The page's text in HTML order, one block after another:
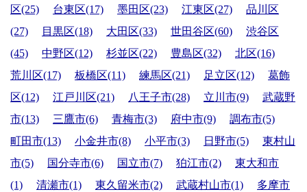
区(25)
台東区(17) 墨田区(23) 江東区(27)
品川区
(27)
目黒区(18) 大田区(33) 世田谷区(60)
渋谷区
(45)
中野区(12) 杉並区(22) 豊島区(32)
北区(16)
荒川区(17)
板橋区(11) 練馬区(21) 足立区(12)
葛飾
区(12)
江戸川区(21) 八王子市(28) 立川市(9)
武蔵野
市(13)
三鷹市(6) 青梅市(3) 府中市(9)
調布市(5)
町田市(13)
小金井市(8) 小平市(3) 日野市(5)
東村山
市(5)
国分寺市(6) 国立市(7) 狛江市(2)
東大和市
(1)
清瀬市(1) 東久留米市(2) 武蔵村山市(1)
多摩市